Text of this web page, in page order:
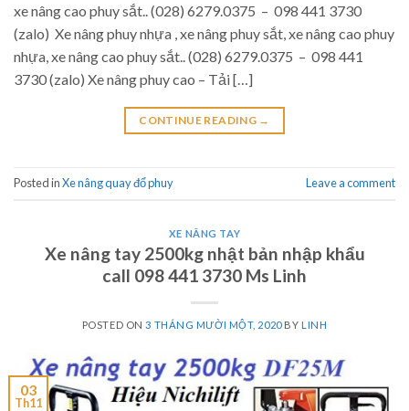
xe nâng cao phuy sắt.. (028) 6279.0375 – 098 441 3730
(zalo) Xe nâng phuy nhựa , xe nâng phuy sắt, xe nâng cao phuy
nhựa, xe nâng cao phuy sắt.. (028) 6279.0375 – 098 441
3730 (zalo) Xe nâng phuy cao – Tải […]
CONTINUE READING →
Posted inXe nâng quay đổ phuy Leave a comment
XE NÂNG TAY
Xe nâng tay 2500kg nhật bản nhập khẩu
call 098 441 3730 Ms Linh
POSTED ON3 THÁNG MƯỜI MỘT, 2020BY LINH
03
Th11